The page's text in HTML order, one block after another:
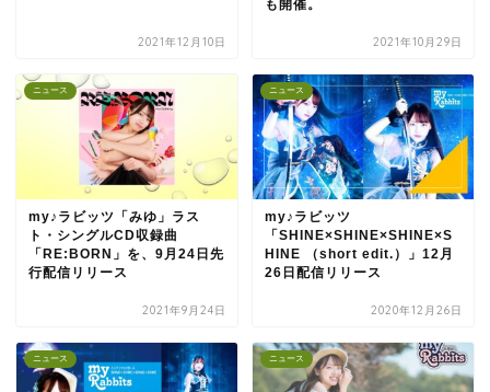
2021年12月10日
も開催。
2021年10月29日
ニュース
my♪ラビッツ「みゆ」ラス
ト・シングルCD収録曲
「RE:BORN」を、9月24日先
行配信リリース
2021年9月24日
ニュース
my♪ラビッツ
「SHINE×SHINE×SHINE×S
HINE （short edit.）」12月
26日配信リリース
2020年12月26日
ニュース ニュース